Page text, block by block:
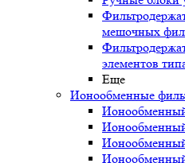
мешочных
элементов
Еще
Ионообменные